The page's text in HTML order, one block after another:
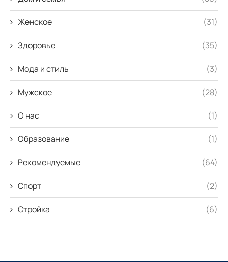
Женское (31)
Здоровье (35)
Мода и стиль (3)
Мужское (28)
О нас (1)
Образование (1)
Рекомендуемые (64)
Спорт (2)
Стройка (6)